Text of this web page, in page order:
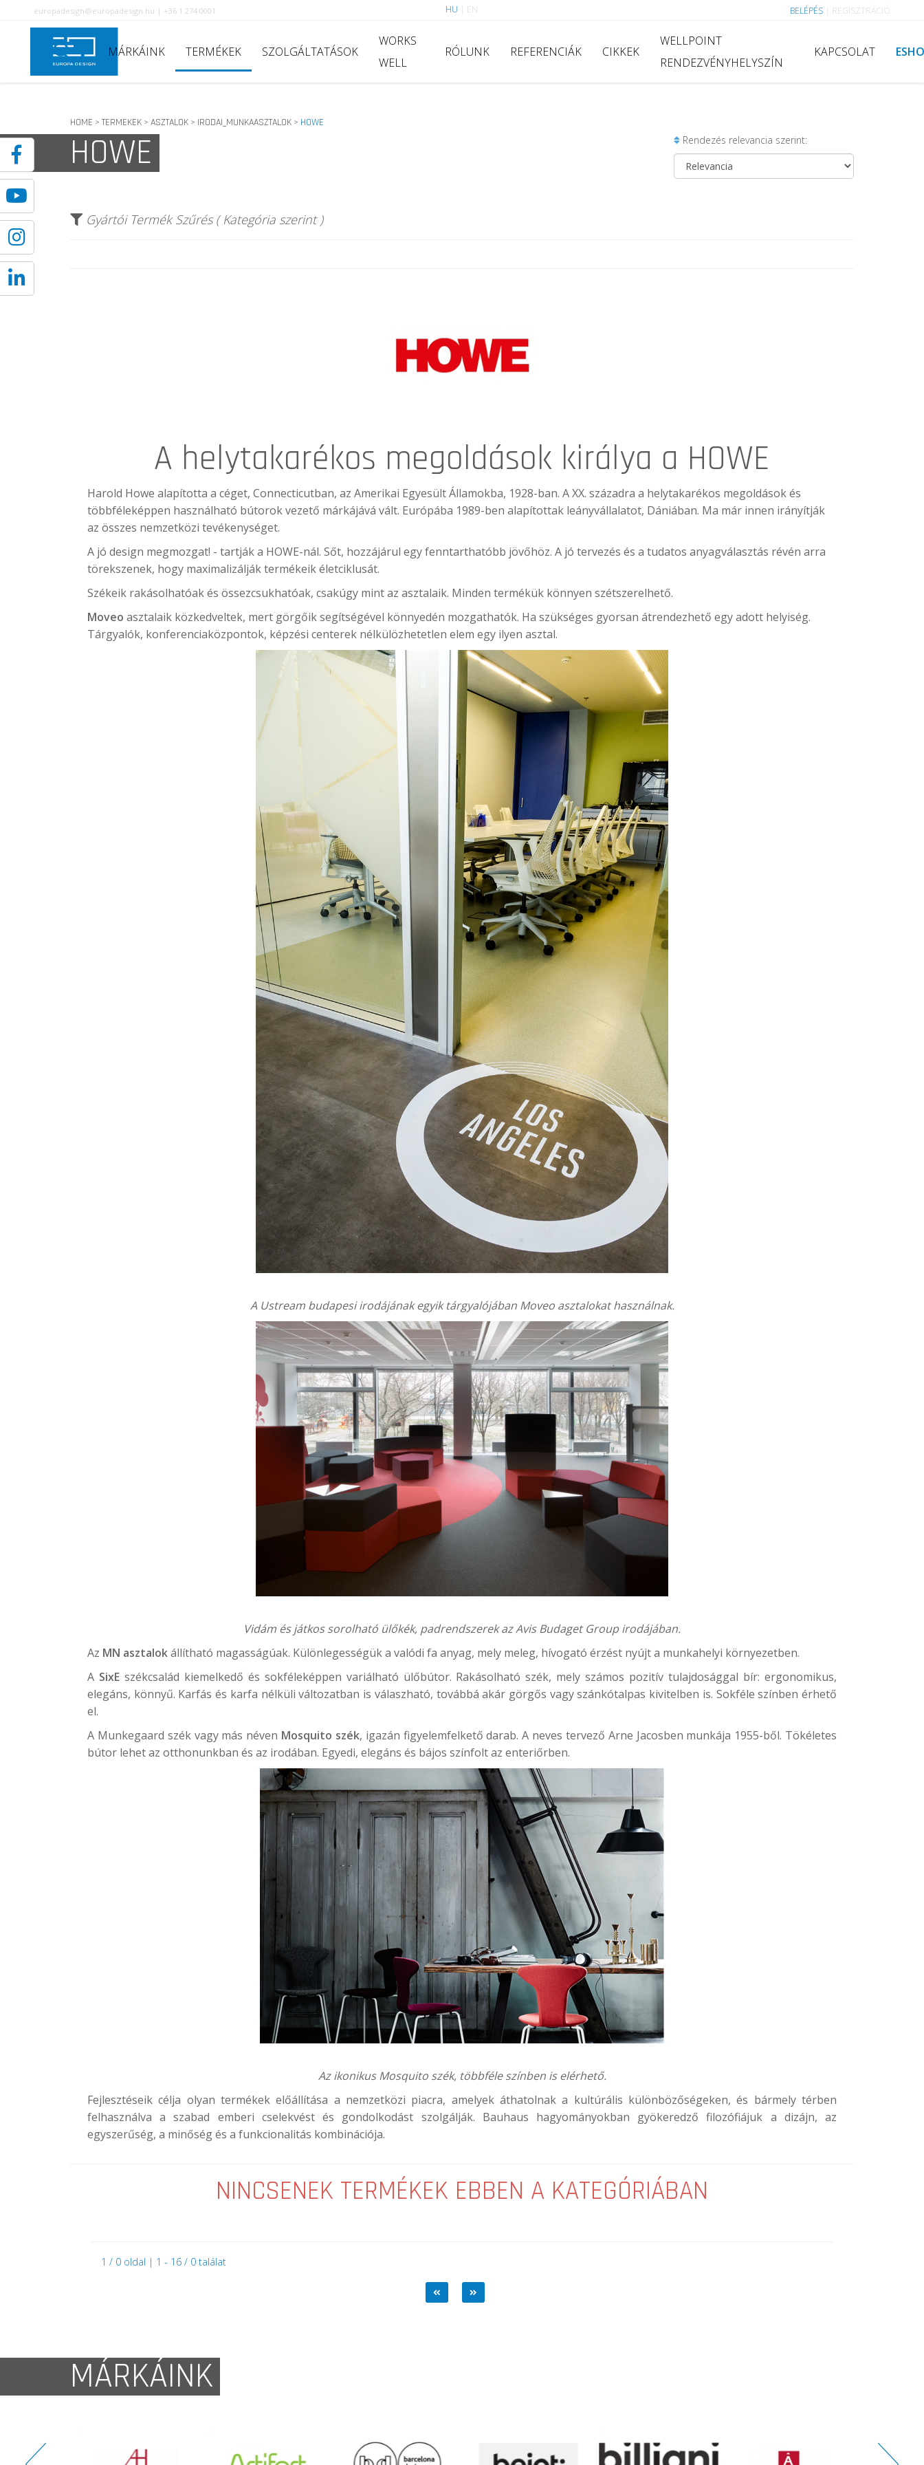
europadesign@europadesign.hu | +36 1 274 0001 HU EN BELÉPÉS REGISZTRÁCIÓ
MÁRKÁINK TERMÉKEK SZOLGÁLTATÁSOK
WORKS
WELL
RÓLUNK REFERENCIÁK CIKKEK
WELLPOINT
RENDEZVÉNYHELYSZÍN
KAPCSOLAT
HOME > TERMEKEK > ASZTALOK > IRODAI_MUNKAASZTALOK > HOWE
HOWE Rendezés relevancia szerint:
Gyártói Termék Szűrés ( Kategória szerint )
A helytakarékos megoldások királya a HOWE
Harold Howe alapította a céget, Connecticutban, az Amerikai Egyesült Államokba, 1928-ban. A XX. századra a helytakarékos megoldások és
többféleképpen használható bútorok vezető márkájává vált. Európába 1989-ben alapítottak leányvállalatot, Dániában. Ma már innen irányítják
az összes nemzetközi tevékenységet.
A jó design megmozgat! - tartják a HOWE-nál. Sőt, hozzájárul egy fenntarthatóbb jövőhöz. A jó tervezés és a tudatos anyagválasztás révén arra
törekszenek, hogy maximalizálják termékeik életciklusát.
Székeik rakásolhatóak és össezcsukhatóak, csakúgy mint az asztalaik. Minden termékük könnyen szétszerelhető.
Moveo asztalaik közkedveltek, mert görgőik segítségével könnyedén mozgathatók. Ha szükséges gyorsan átrendezhető egy adott helyiség.
Tárgyalók, konferenciaközpontok, képzési centerek nélkülözhetetlen elem egy ilyen asztal.
A Ustreambudapesi irodájának egyik tárgyalójában Moveo asztalokat használnak.
Vidám és játkos sorolható ülőkék, padrendszerek azAvis Budaget Groupirodájában.
Az MN asztalokállítható magasságúak. Különlegességük a valódi fa anyag, mely meleg, hívogató érzést nyújt a munkahelyi környezetben.
A SixEszékcsalád kiemelkedő és sokféleképpen variálható ülőbútor. Rakásolható szék, mely számos pozitív tulajdosággal bír: ergonomikus,
elegáns, könnyű. Karfás és karfa nélküli változatban is válaszható, továbbá akár görgős vagy szánkótalpas kivitelben is. Sokféle színben érhető
el.
A Munkegaard szék vagy más néven Mosquito szék, igazán figyelemfelkető darab. A neves tervező Arne Jacosben munkája 1955-ből. Tökéletes
bútor lehet az otthonunkban és az irodában. Egyedi, elegáns és bájos színfolt az enteriőrben.
Az ikonikus Mosquito szék, többféle színben is elérhető.
Fejlesztéseik célja olyan termékek előállítása a nemzetközi piacra, amelyek áthatolnak a kultúrális különbözőségeken, és bármely térben
felhasználva a szabad emberi cselekvést és gondolkodást szolgálják. Bauhaus hagyományokban gyökeredző filozófiájuk a dizájn, az
egyszerűség, a minőség és a funkcionalitás kombinációja.
NINCSENEK TERMÉKEK EBBEN A KATEGÓRIÁBAN
1 / 0 oldal | 1 - 16 / 0 találat
MÁRKÁINK